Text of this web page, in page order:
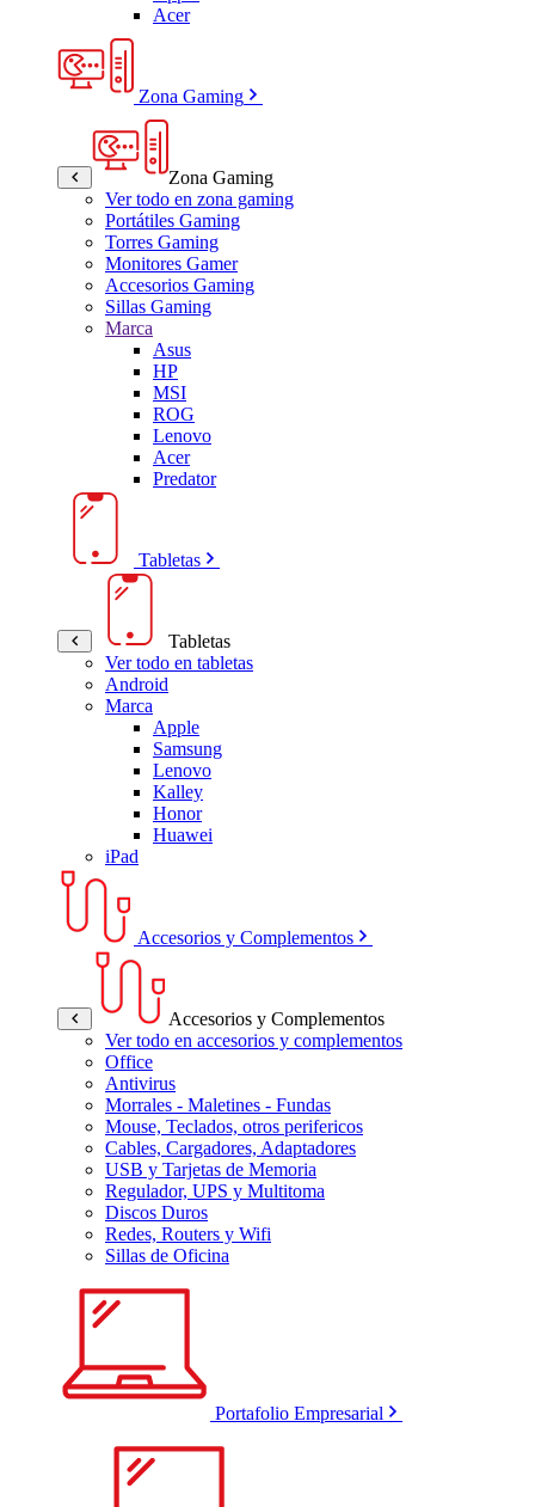
Acer
Zona Gaming
Zona Gaming
Ver todo en zona gaming
Portátiles Gaming
Torres Gaming
Monitores Gamer
Accesorios Gaming
Sillas Gaming
Marca
Asus
HP
MSI
ROG
Lenovo
Acer
Predator
Tabletas
Tabletas
Ver todo en tabletas
Android
Marca
Apple
Samsung
Lenovo
Kalley
Honor
Huawei
iPad
Accesorios y Complementos
Accesorios y Complementos
Ver todo en accesorios y complementos
Office
Antivirus
Morrales - Maletines - Fundas
Mouse, Teclados, otros perifericos
Cables, Cargadores, Adaptadores
USB y Tarjetas de Memoria
Regulador, UPS y Multitoma
Discos Duros
Redes, Routers y Wifi
Sillas de Oficina
Portafolio Empresarial